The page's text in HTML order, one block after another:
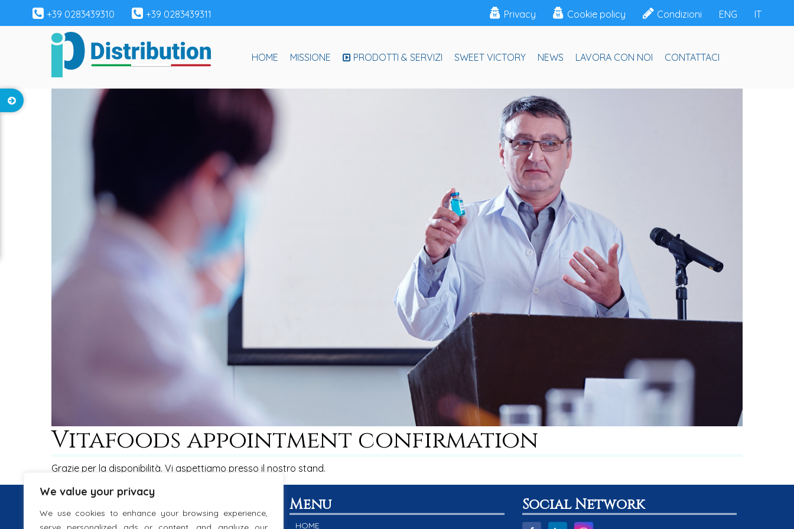
We value your privacy
We use cookies to enhance your browsing experience,
+39 0283439310 +39 0283439311 Privacy Cookie policy Condizioni ENG IT
HOME MISSIONE PRODOTTI & SERVIZI SWEET VICTORY NEWS LAVORA CON NOI CONTATTACI
Vitafoods appointment confirmation
Grazie per la disponibilità. Vi aspettiamo presso il nostro stand.
IPDistribution S.r.l.
Menu
HOME
Social Network